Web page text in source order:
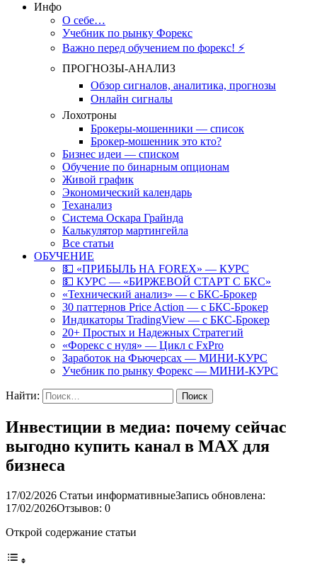
Инфо
О себе…
Учебник по рынку Форекс
Важно перед обучением по форекс! ⚡
ПРОГНОЗЫ-АНАЛИЗ
Обзор сигналов, аналитика, прогнозы
Онлайн сигналы
Лохотроны
Брокеры-мошенники — список
Брокер-мошенник это кто?
Бизнес идеи — списком
Обучение по бинарным опционам
Живой график
Экономический календарь
Теханализ
Система Оскара Грайнда
Калькулятор мартингейла
Все статьи
ОБУЧЕНИЕ
💵 «ПРИБЫЛЬ НА FOREX» — КУРС
💵 КУРС — «БИРЖЕВОЙ СТАРТ С БКС»
«Технический анализ» — с БКС-Брокер
30 паттернов Price Action — с БКС-Брокер
Индикаторы TradingView — с БКС-Брокер
20+ Простых и Надежных Стратегий
«Форекс с нуля» — Цикл с FxPro
Заработок на Фьючерсах — МИНИ-КУРС
Учебник по рынку Форекс — МИНИ-КУРС
Найти:
Инвестиции в медиа: почему сейчас
выгодно купить канал в MAX для
бизнеса
17/02/2026 Статьи информативныеЗапись обновлена:
17/02/2026Отзывов: 0
Открой содержание статьи